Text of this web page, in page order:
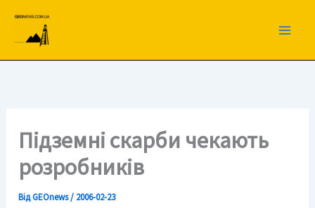
вмісту
Підземні скарби чекають
розробників
ВідGEOnews/ 2006-02-23